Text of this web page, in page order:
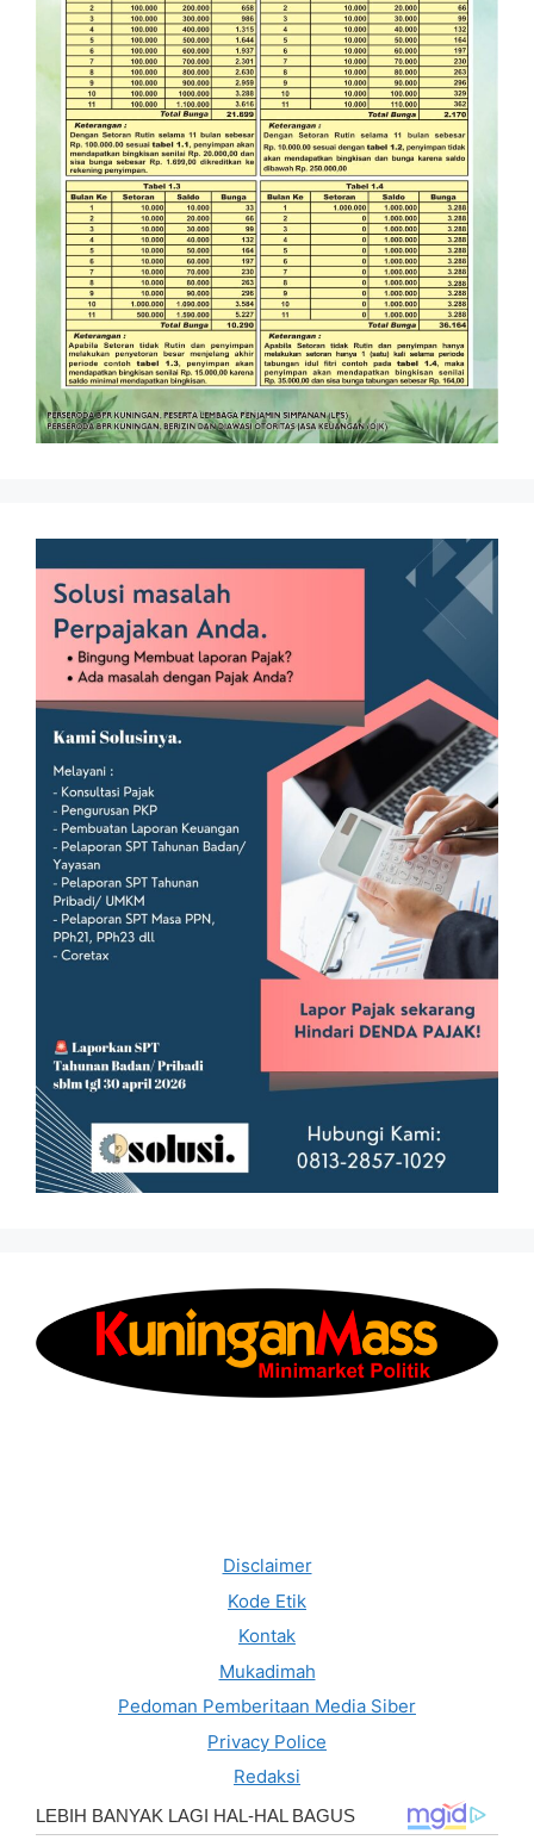
Disclaimer
Kode Etik
Kontak
Mukadimah
Pedoman Pemberitaan Media Siber
Privacy Police
Redaksi